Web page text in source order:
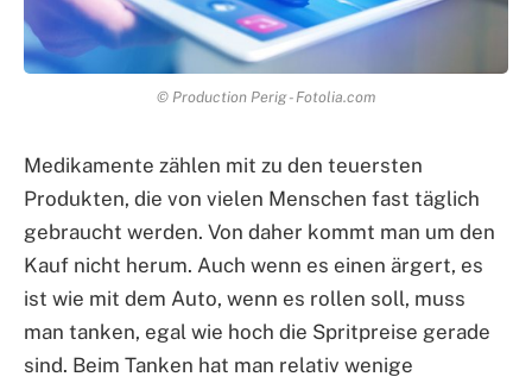
© Production Perig - Fotolia.com
Medikamente zählen mit zu den teuersten
Produkten, die von vielen Menschen fast täglich
gebraucht werden. Von daher kommt man um den
Kauf nicht herum. Auch wenn es einen ärgert, es
ist wie mit dem Auto, wenn es rollen soll, muss
man tanken, egal wie hoch die Spritpreise gerade
sind. Beim Tanken hat man relativ wenige